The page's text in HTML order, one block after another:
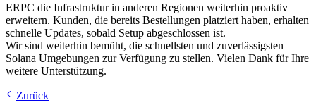
ERPC die Infrastruktur in anderen Regionen weiterhin proaktiv
erweitern. Kunden, die bereits Bestellungen platziert haben, erhalten
schnelle Updates, sobald Setup abgeschlossen ist.
Wir sind weiterhin bemüht, die schnellsten und zuverlässigsten
Solana Umgebungen zur Verfügung zu stellen. Vielen Dank für Ihre
weitere Unterstützung.
Zurück